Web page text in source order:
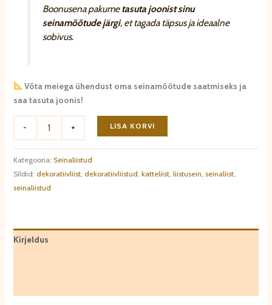
Boonusena pakumetasuta joonist sinu
seinamõõtude järgi, et tagada täpsus ja ideaalne
sobivus.
Võta meiega ühendust oma seinamõõtude saatmiseks ja
saa tasuta joonis!
- + LISA KORVI
Kategooria: Seinaliistud
Sildid: dekoratiivliist, dekoratiivliistud, katteliist, liistusein, seinaliist,
seinaliistud
Kirjeldus